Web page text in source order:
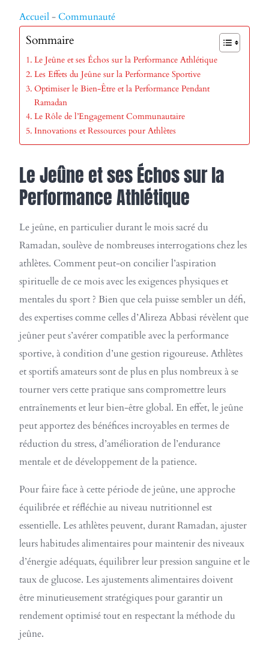
Accueil-Communauté
Sommaire
Le Jeûne et ses Échos sur la Performance Athlétique
Les Effets du Jeûne sur la Performance Sportive
Optimiser le Bien-Être et la Performance Pendant
Ramadan
Le Rôle de l’Engagement Communautaire
Innovations et Ressources pour Athlètes
Le Jeûne et ses Échos sur la
Performance Athlétique
Le jeûne, en particulier durant le mois sacré du
Ramadan, soulève de nombreuses interrogations chez les
athlètes. Comment peut-on concilier l’aspiration
spirituelle de ce mois avec les exigences physiques et
mentales du sport ? Bien que cela puisse sembler un défi,
des expertises comme celles d’Alireza Abbasi révèlent que
jeûner peut s’avérer compatible avec la performance
sportive, à condition d’une gestion rigoureuse. Athlètes
et sportifs amateurs sont de plus en plus nombreux à se
tourner vers cette pratique sans compromettre leurs
entraînements et leur bien-être global. En effet, le jeûne
peut apportez des bénéfices incroyables en termes de
réduction du stress, d’amélioration de l’endurance
mentale et de développement de la patience.
Pour faire face à cette période de jeûne, une approche
équilibrée et réfléchie au niveau nutritionnel est
essentielle. Les athlètes peuvent, durant Ramadan, ajuster
leurs habitudes alimentaires pour maintenir des niveaux
d’énergie adéquats, équilibrer leur pression sanguine et le
taux de glucose. Les ajustements alimentaires doivent
être minutieusement stratégiques pour garantir un
rendement optimisé tout en respectant la méthode du
jeûne.